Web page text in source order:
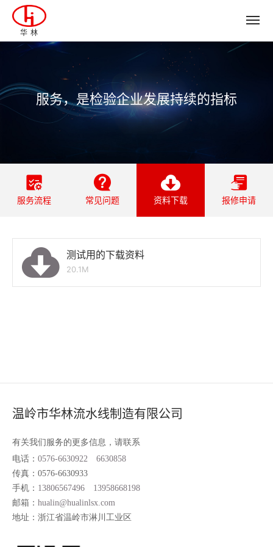
华林
服务，是检验企业发展持续的指标
服务流程 常见问题 资料下载 报修申请
测试用的下载资料
20.1M
温岭市华林流水线制造有限公司
有关我们服务的更多信息，请联系
电话： 0576-6630922
6630858
传真：0576-6630933
手机： 13806567496
13958668198
邮箱： hualin@hualinlsx.com
地址：浙江省温岭市淋川工业区